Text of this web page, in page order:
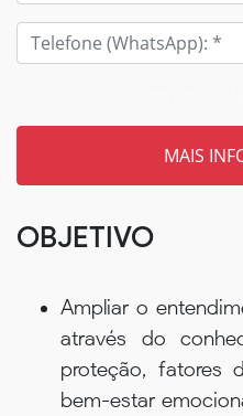
OBJETIVO
Ampliar o
através do
proteção, fatores
bem-estar